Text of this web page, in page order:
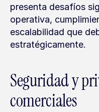
presenta desafíos
operativa,
escalabilidad que
estratégicamente.
Seguridad y
comerciales